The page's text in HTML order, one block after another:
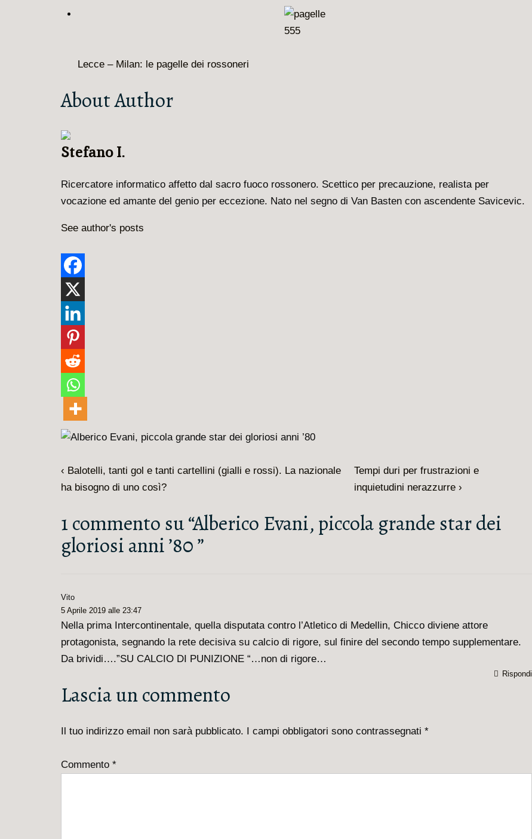
Lecce – Milan: le pagelle dei rossoneri
About Author
Stefano I.
Ricercatore informatico ​affetto dal sacro fuoco rossonero. Scettico per precauzione, ​realista per
vocazione ed ​​amante del genio per eccezione. Nato nel segno di Van Basten con ascendente Savicevic.
See author's posts
Navigazione
articoli
L'articolo
precedente
‹ Balotelli, tanti gol e tanti cartellini (gialli e rossi). La nazionale
ha bisogno di uno così?
Il
prossimo
è
Tempi duri per frustrazioni e
inquietudini nerazzurre ›
1 commento su “Alberico Evani, piccola grande star dei
gloriosi anni ’80”
Vito
5 Aprile 2019 alle 23:47
Nella prima Intercontinentale, quella disputata contro l’Atletico di Medellin, Chicco diviene attore
protagonista, segnando la rete decisiva su calcio di rigore, sul finire del secondo tempo supplementare.
Da brividi….”SU CALCIO DI PUNIZIONE “…non di rigore…
Rispondi
Lascia un commento
Il tuo indirizzo email non sarà pubblicato. I campi obbligatori sono contrassegnati *
Commento *